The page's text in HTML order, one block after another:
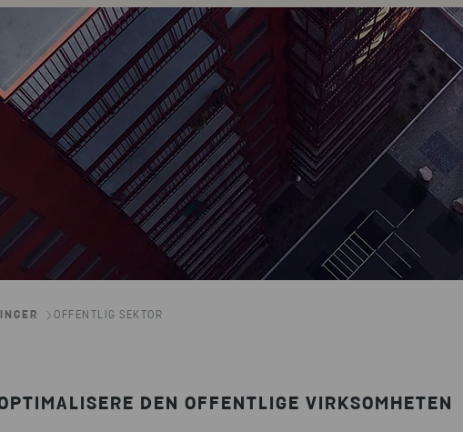
OFFENTLIG SEKTOR
DEN OFFENTLIGE VIRKSOMHETEN